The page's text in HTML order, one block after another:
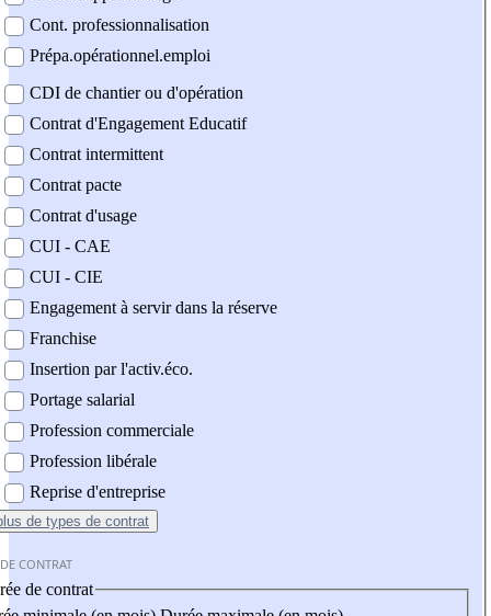
Cont. professionnalisation
Prépa.opérationnel.emploi
CDI de chantier ou d'opération
Contrat d'Engagement Educatif
Contrat intermittent
Contrat pacte
Contrat d'usage
CUI - CAE
CUI - CIE
Engagement à servir dans la réserve
Franchise
Insertion par l'activ.éco.
Portage salarial
Profession commerciale
Profession libérale
Reprise d'entreprise
de types de contrat
CONTRAT
de contrat